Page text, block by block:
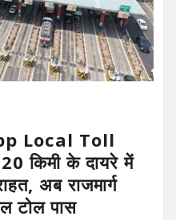
Local Toll
किमी के दायरे में
अब राजमार्ग
टोल पास